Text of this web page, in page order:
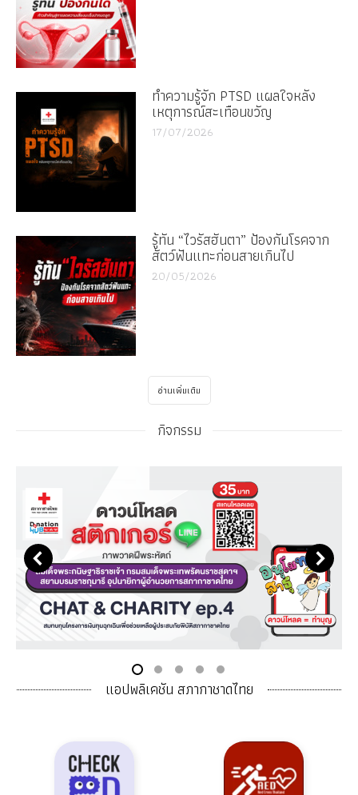
ทำความรู้จัก PTSD แผลใจหลัง
เหตุการณ์สะเทือนขวัญ
17/07/2026
รู้ทัน “ไวรัสฮันตา” ป้องกันโรคจาก
สัตว์ฟันแทะก่อนสายเกินไป
20/05/2026
อ่านเพิ่มเติม
กิจกรรม
แอปพลิเคชัน สภากาชาดไทย